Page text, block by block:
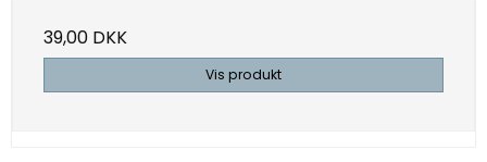
39,00 DKK
Vis produkt